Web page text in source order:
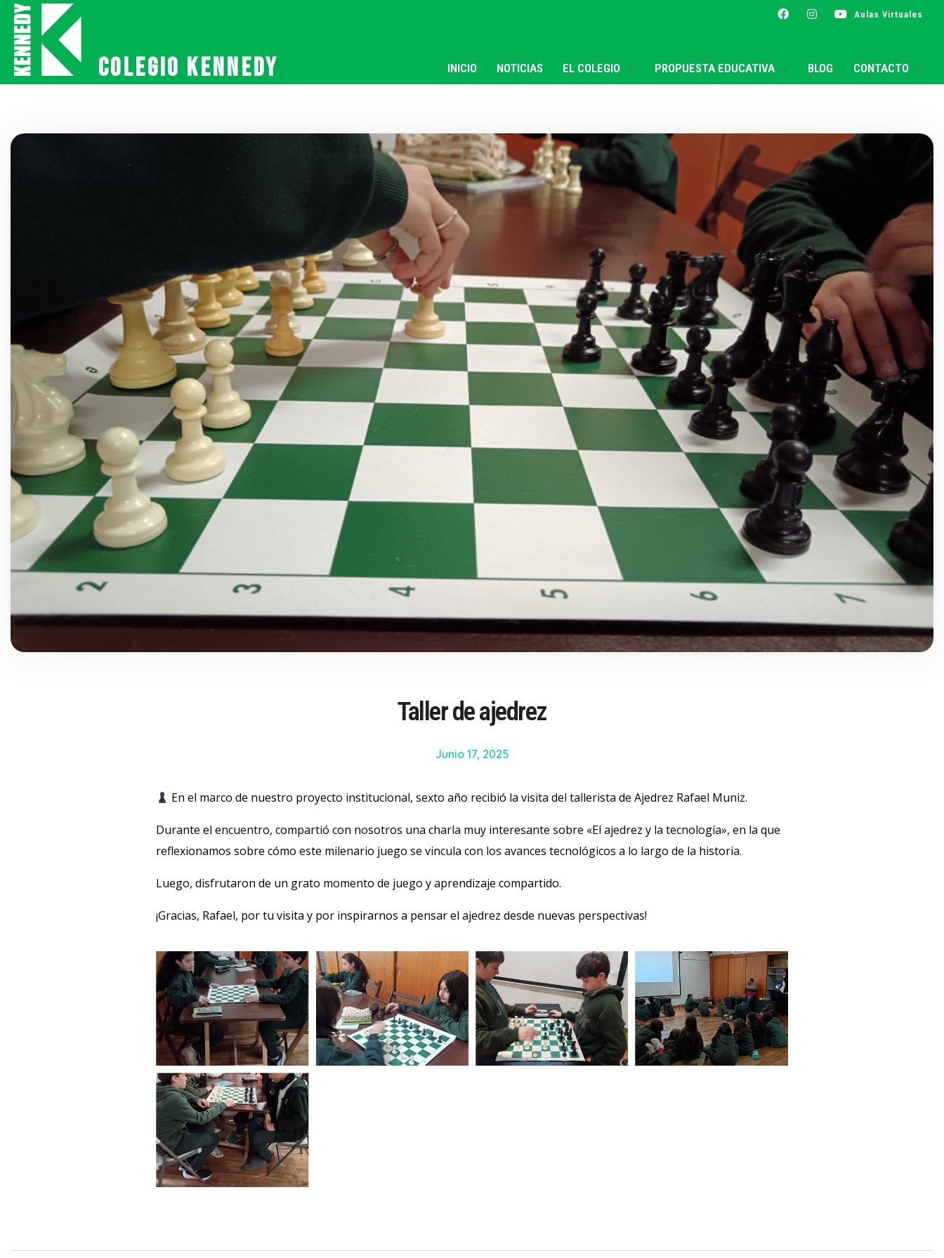
Aulas Virtuales
Colegio Kennedy
Colegio Kennedy INICIO NOTICIAS EL COLEGIO PROPUESTA EDUCATIVA BLOG CONTACTO
Taller de ajedrez
Junio 17, 2025
En el marco de nuestro proyecto institucional, sexto año recibió la visita del tallerista de Ajedrez Rafael Muniz.
Durante el encuentro, compartió con nosotros una charla muy interesante sobre «El ajedrez y la tecnología», en la que
reflexionamos sobre cómo este milenario juego se vincula con los avances tecnológicos a lo largo de la historia.
Luego, disfrutaron de un grato momento de juego y aprendizaje compartido.
¡Gracias, Rafael, por tu visita y por inspirarnos a pensar el ajedrez desde nuevas perspectivas!